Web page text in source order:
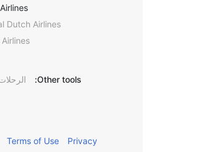
:
Dutch Airlines
Other tools:
Privacy
Terms of Use